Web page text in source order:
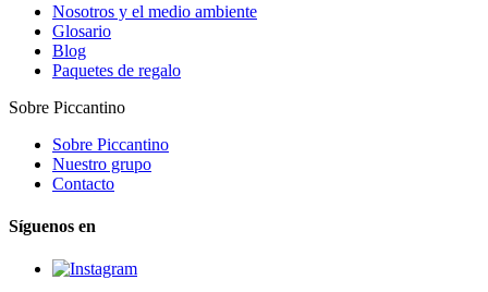
Nosotros y el medio ambiente
Glosario
Blog
Paquetes de regalo
Sobre Piccantino
Sobre Piccantino
Nuestro grupo
Contacto
Síguenos en